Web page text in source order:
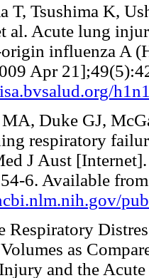
T, Tsushima K,
al. Acute lung
influenza A
Apr
Duke GJ,
respiratory
J Aust
6. Available
Respiratory
as
and the